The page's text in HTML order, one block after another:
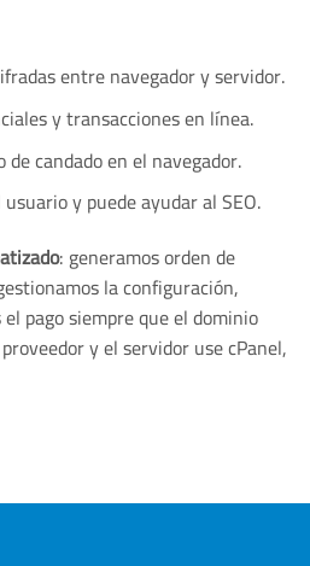
entre navegador y servidor.
y transacciones en línea.
candado en el navegador.
y puede ayudar al SEO.
: generamos orden de
la configuración,
pago siempre que el dominio
y el servidor use cPanel,